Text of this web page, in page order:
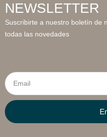
NEWSLETTER
Suscribirte a nuestro boletín de
todas las novedades
Email